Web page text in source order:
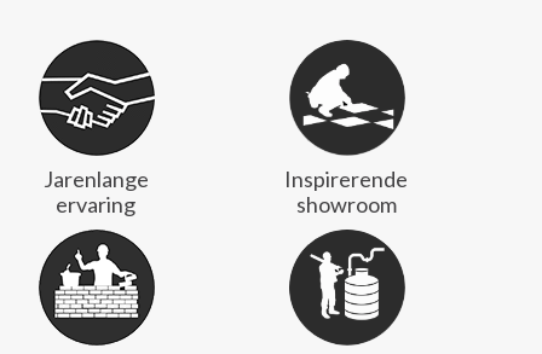
Jarenlange
ervaring
Inspirerende
showroom